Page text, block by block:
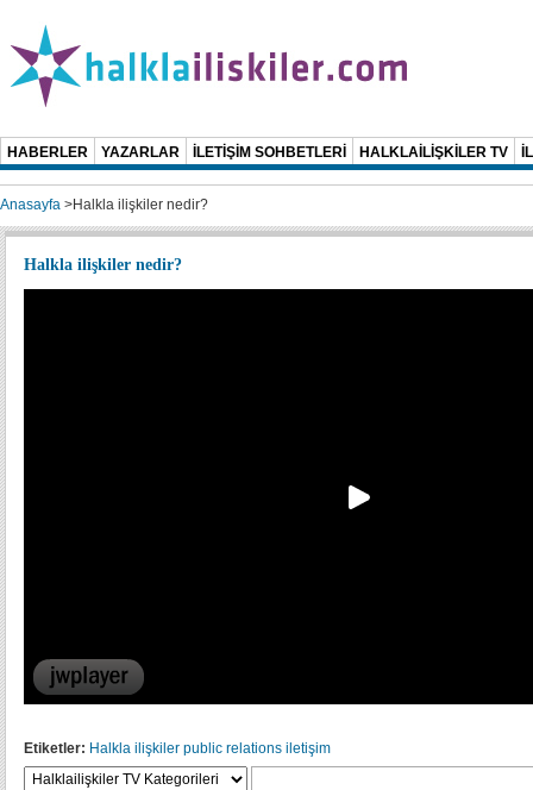
HABERLER YAZARLAR İLETİŞİM SOHBETLERİ HALKLAİLİŞKİLER TV
Anasayfa >Halkla ilişkiler nedir?
Halkla ilişkiler nedir?
Etiketler: Halkla ilişkiler public relations iletişim